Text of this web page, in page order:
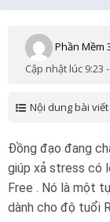
Phần Mềm
Cập nhật lúc 9:23
Nội dung bài viết
Đồng đạo đang
giúp xả stress có
Free . Nó là một
dành cho độ tuổi